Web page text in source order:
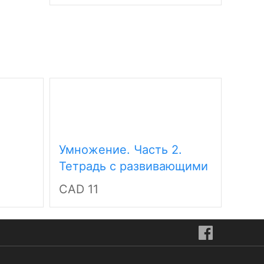
Умножение. Часть 2.
Тетрадь с развивающими
заданиями для детей 7-8
CAD 11